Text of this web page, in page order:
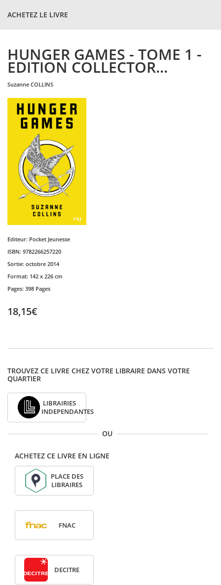
ACHETEZ LE LIVRE
HUNGER GAMES - TOME 1 -
EDITION COLLECTOR...
suzanne COLLINS
Editeur: Pocket Jeunesse
ISBN: 9782266257220
Sortie: octobre 2014
Format: 142 x 226 cm
Pages: 398 Pages
18,15€
TROUVEZ CE LIVRE CHEZ VOTRE LIBRAIRE DANS VOTRE
QUARTIER
LIBRAIRIES
INDEPENDANTES
OU
ACHETEZ CE LIVRE EN LIGNE
PLACE DES
LIBRAIRES
FNAC
DECITRE